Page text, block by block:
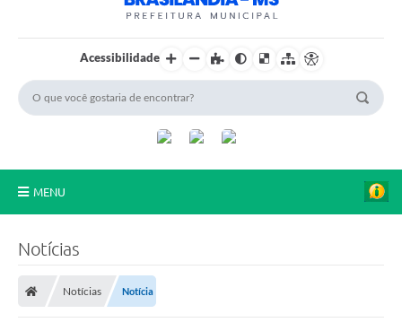
Acessibilidade
MENU
Notícias
Notícias Notícia